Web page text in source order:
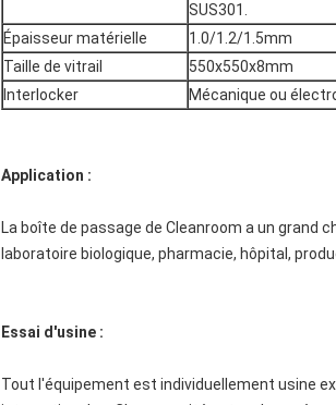
SUS301.
Épaisseur matérielle
1.0/1.2/1.5mm
Taille de vitrail
550x550x8mm
Interlocker
Mécanique ou
Application :
La boîte de passage de Cleanroom a un grand
laboratoire biologique, pharmacie, hôpital,
Essai d'usine :
Tout l'équipement est individuellement usine